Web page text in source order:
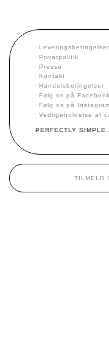
· Leveringsbetingelser
· Privatpolitik
· Presse
·
Kontakt
· Handelsbetingelser
· Følg os på Facebook
·
Følg os på
· Vedligeholdelse af
PERFECTLY
TILMELD